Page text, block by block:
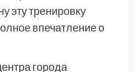
эту тренировку
впечатление о
города